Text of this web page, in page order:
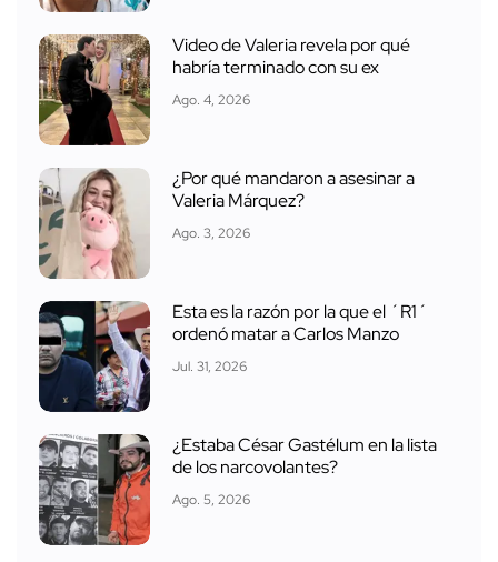
Video de Valeria revela por qué
habría terminado con su ex
Ago. 4, 2026
¿Por qué mandaron a asesinar a
Valeria Márquez?
Ago. 3, 2026
Esta es la razón por la que el ´R1´
ordenó matar a Carlos Manzo
Jul. 31, 2026
¿Estaba César Gastélum en la lista
de los narcovolantes?
Ago. 5, 2026